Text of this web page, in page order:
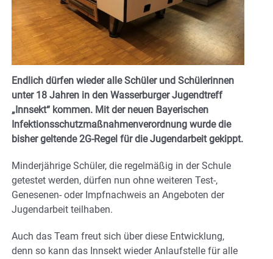
Endlich dürfen wieder alle Schüler und Schülerinnen
unter 18 Jahren in den Wasserburger Jugendtreff
„Innsekt“ kommen. Mit der neuen Bayerischen
Infektionsschutzmaßnahmenverordnung wurde die
bisher geltende 2G-Regel für die Jugendarbeit gekippt.
Minderjährige Schüler, die regelmäßig in der Schule
getestet werden, dürfen nun ohne weiteren Test-,
Genesenen- oder Impfnachweis an Angeboten der
Jugendarbeit teilhaben.
Auch das Team freut sich über diese Entwicklung,
denn so kann das Innsekt wieder Anlaufstelle für alle